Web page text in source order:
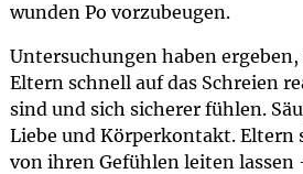
wunden Po vorzubeugen.
Untersuchungen haben
Eltern schnell auf das Schreien
sind und sich sicherer fühlen.
Liebe und Körperkontakt. Eltern
von ihren Gefühlen leiten lassen